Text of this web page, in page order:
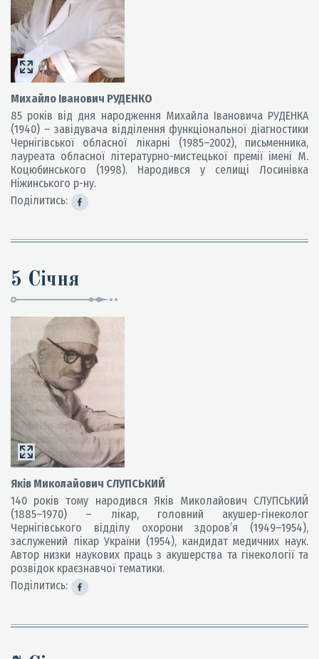
Михайло Іванович РУДЕНКО
85 років від дня народження Михайла Івановича РУДЕНКА
(1940) – завідувача відділення функціональної діагностики
Чернігівської обласної лікарні (1985–2002), письменника,
лауреата обласної літературно-мистецької премії імені М.
Коцюбинського (1998). Народився у селищі Лосинівка
Ніжинського р-ну.
Поділитись:
5 Січня
Яків Миколайович СЛУПСЬКИЙ
140 років тому народився Яків Миколайович СЛУПСЬКИЙ
(1885–1970) – лікар, головний акушер-гінеколог
Чернігівського відділу охорони здоров’я (1949–1954),
заслужений лікар України (1954), кандидат медичних наук.
Автор низки наукових праць з акушерства та гінекології та
розвідок краєзнавчої тематики.
Поділитись: